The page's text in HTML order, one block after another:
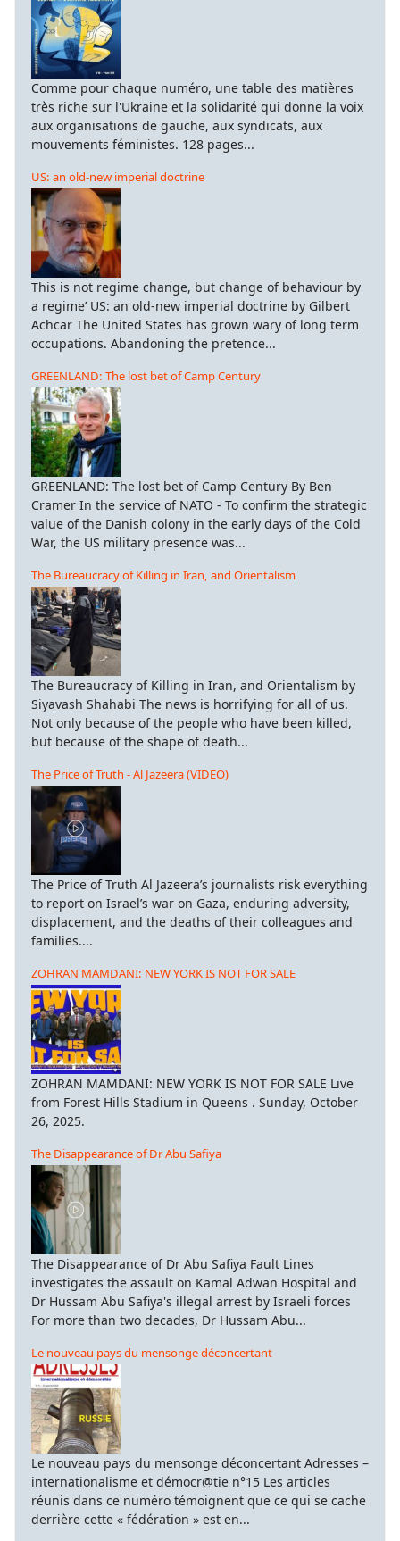
Comme pour chaque numéro, une table des matières
très riche sur l'Ukraine et la solidarité qui donne la voix
aux organisations de gauche, aux syndicats, aux
mouvements féministes. 128 pages...
US: an old-new imperial doctrine
This is not regime change, but change of behaviour by
a regime’ US: an old-new imperial doctrine by Gilbert
Achcar The United States has grown wary of long term
occupations. Abandoning the pretence...
GREENLAND: The lost bet of Camp Century
GREENLAND: The lost bet of Camp Century By Ben
Cramer In the service of NATO - To confirm the strategic
value of the Danish colony in the early days of the Cold
War, the US military presence was...
The Bureaucracy of Killing in Iran, and Orientalism
The Bureaucracy of Killing in Iran, and Orientalism by
Siyavash Shahabi The news is horrifying for all of us.
Not only because of the people who have been killed,
but because of the shape of death...
The Price of Truth - Al Jazeera (VIDEO)
The Price of Truth Al Jazeera’s journalists risk everything
to report on Israel’s war on Gaza, enduring adversity,
displacement, and the deaths of their colleagues and
families....
ZOHRAN MAMDANI: NEW YORK IS NOT FOR SALE
ZOHRAN MAMDANI: NEW YORK IS NOT FOR SALE Live
from Forest Hills Stadium in Queens . Sunday, October
26, 2025.
The Disappearance of Dr Abu Safiya
The Disappearance of Dr Abu Safiya Fault Lines
investigates the assault on Kamal Adwan Hospital and
Dr Hussam Abu Safiya's illegal arrest by Israeli forces
For more than two decades, Dr Hussam Abu...
Le nouveau pays du mensonge déconcertant
Le nouveau pays du mensonge déconcertant Adresses –
internationalisme et démocr@tie n°15 Les articles
réunis dans ce numéro témoignent que ce qui se cache
derrière cette « fédération » est en...